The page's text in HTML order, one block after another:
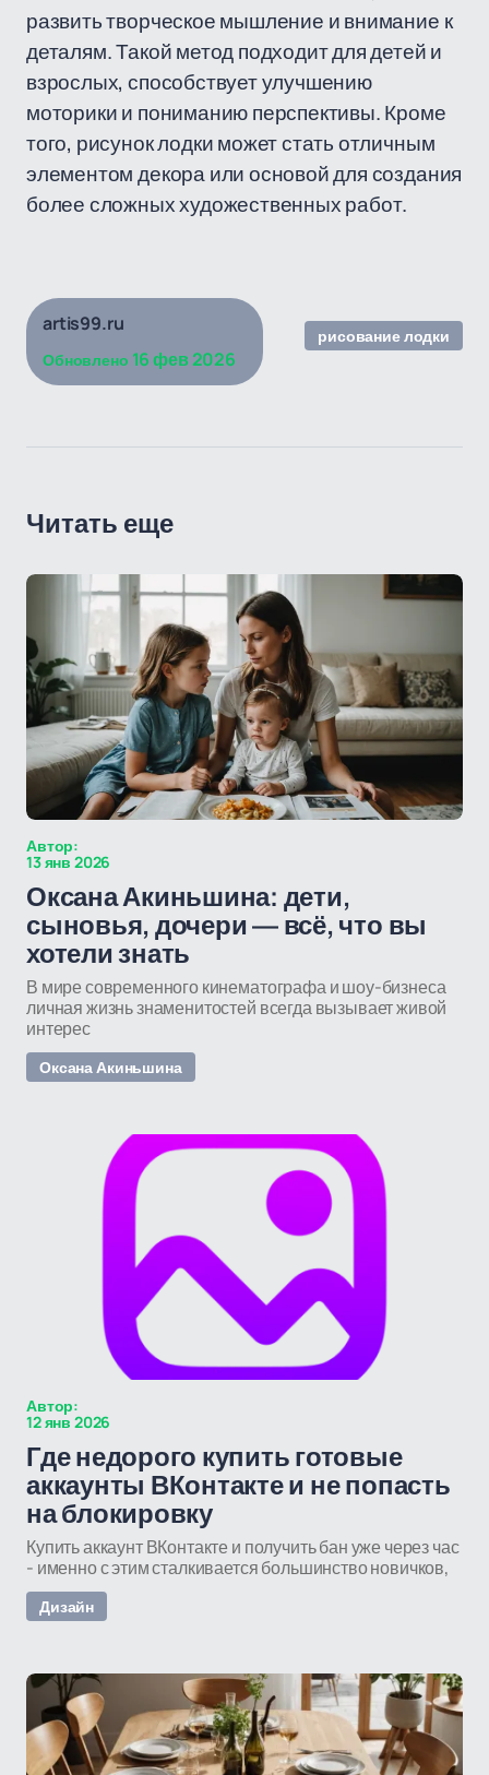
развить творческое мышление и внимание к
деталям. Такой метод подходит для детей и
взрослых, способствует улучшению
моторики и пониманию перспективы. Кроме
того, рисунок лодки может стать отличным
элементом декора или основой для создания
более сложных художественных работ.
artis99.ru
Обновлено 16 фев 2026
рисование лодки
Читать еще
Автор:
13 янв 2026
Оксана Акиньшина: дети,
сыновья, дочери — всё, что вы
хотели знать
В мире современного кинематографа и шоу-бизнеса
личная жизнь знаменитостей всегда вызывает живой
интерес
Оксана Акиньшина
Автор:
12 янв 2026
Где недорого купить готовые
аккаунты ВКонтакте и не попасть
на блокировку
Купить аккаунт ВКонтакте и получить бан уже через час
- именно с этим сталкивается большинство новичков,
Дизайн